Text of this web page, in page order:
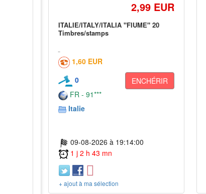
2,99 EUR
ITALIE/ITALY/ITALIA "FIUME" 20
Timbres/stamps
1,60 EUR
0
ENCHÉRIR
FR - 91***
Italie
09-08-2026 à 19:14:00
1 j 2 h 43 mn
+ ajout à ma sélection